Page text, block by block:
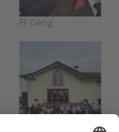
FF Geng